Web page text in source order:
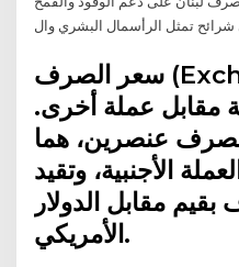
تمثل الرأسمال البشري وال
سعر الصرف (Exchange Rate) هو
مقابل عملة أخرى.
عنصرين، هما
الأجنبية، وتقيد
مقابل الدولار
الأمريكي.